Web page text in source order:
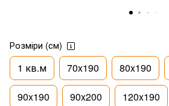
Розміри (см)
1 кв.м 70x190 80x190
90x190 90x200 120x190